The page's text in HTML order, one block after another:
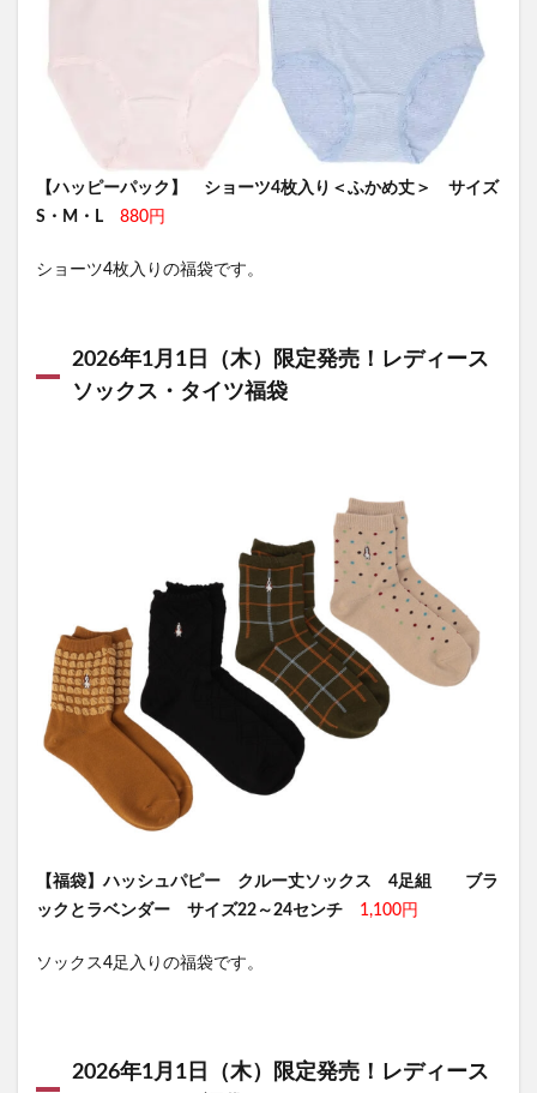
【ハッピーパック】 ショーツ4枚入り＜ふかめ丈＞ サイズ
S・M・L
880円
ショーツ4枚入りの福袋です。
2026年1月1日（木）限定発売！レディース
ソックス・タイツ福袋
【福袋】ハッシュパピー クルー丈ソックス 4足組 ブラ
ックとラベンダー サイズ22～24センチ
1,100円
ソックス4足入りの福袋です。
2026年1月1日（木）限定発売！レディース